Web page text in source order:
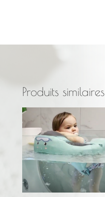
Produits similaires